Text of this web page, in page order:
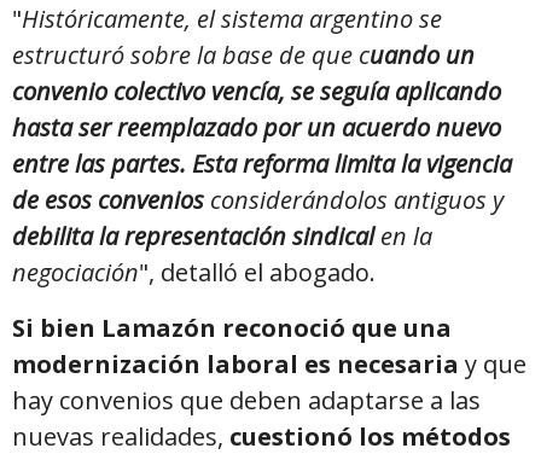
"Históricamente, el sistema argentino se
estructuró sobre la base de que cuando un
convenio colectivo vencía, se seguía aplicando
hasta ser reemplazado por un acuerdo nuevo
entre las partes. Esta reforma limita la vigencia
de esos convenios considerándolos antiguos y
debilita la representación sindicalen la
negociación", detalló el abogado.
Si bien Lamazón reconoció que una
modernización laboral es necesaria y que
hay convenios que deben adaptarse a las
nuevas realidades, cuestionó los métodos